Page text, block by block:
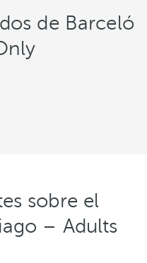
de Barceló
sobre el
– Adults